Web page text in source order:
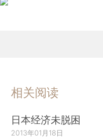
相关阅读
日本经济未脱困
2013年01月18日